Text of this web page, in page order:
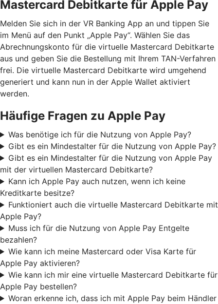
Mastercard Debitkarte für Apple Pay
Melden Sie sich in der VR Banking App an und tippen Sie
im Menü auf den Punkt „Apple Pay“. Wählen Sie das
Abrechnungskonto für die virtuelle Mastercard Debitkarte
aus und geben Sie die Bestellung mit Ihrem TAN-Verfahren
frei. Die virtuelle Mastercard Debitkarte wird umgehend
generiert und kann nun in der Apple Wallet aktiviert
werden.
Häufige Fragen zu Apple Pay
Was benötige ich für die Nutzung von Apple Pay?
Gibt es ein Mindestalter für die Nutzung von Apple Pay?
Gibt es ein Mindestalter für die Nutzung von Apple Pay
mit der virtuellen Mastercard Debitkarte?
Kann ich Apple Pay auch nutzen, wenn ich keine
Kreditkarte besitze?
Funktioniert auch die virtuelle Mastercard Debitkarte mit
Apple Pay?
Muss ich für die Nutzung von Apple Pay Entgelte
bezahlen?
Wie kann ich meine Mastercard oder Visa Karte für
Apple Pay aktivieren?
Wie kann ich mir eine virtuelle Mastercard Debitkarte für
Apple Pay bestellen?
Woran erkenne ich, dass ich mit Apple Pay beim Händler